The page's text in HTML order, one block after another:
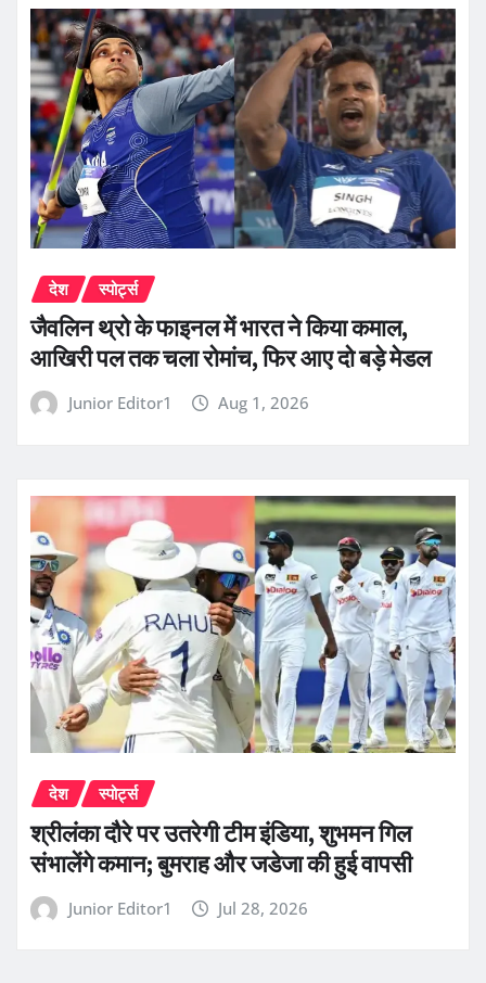
देश स्पोर्ट्स
जैवलिन थ्रो के फाइनल में भारत ने किया कमाल,
आखिरी पल तक चला रोमांच, फिर आए दो बड़े मेडल
Junior Editor1 Aug 1, 2026
देश स्पोर्ट्स
श्रीलंका दौरे पर उतरेगी टीम इंडिया, शुभमन गिल
संभालेंगे कमान; बुमराह और जडेजा की हुई वापसी
Junior Editor1 Jul 28, 2026